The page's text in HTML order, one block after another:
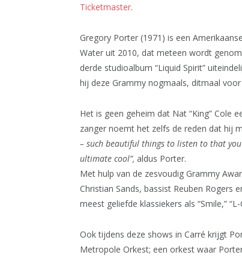
Ticketmaster.
Gregory Porter (1971) is een
Water uit 2010, dat meteen wordt
derde studioalbum “Liquid Spirit”
hij deze Grammy nogmaals, ditmaal
Het is geen geheim dat Nat “King” Cole
zanger noemt het zelfs de reden dat hij
– such beautiful things to listen to that
ultimate cool”, aldus Porter.
Met hulp van de zesvoudig Grammy
Christian Sands, bassist Reuben Rogers
meest geliefde klassiekers als “Smile,”
Ook tijdens deze shows in Carré krijgt
Metropole Orkest; een orkest waar